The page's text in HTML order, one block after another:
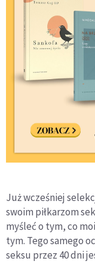
Już wcześniej
swoim piłkarzom
myśleć o tym, co
tym. Tego samego
seksu przez 40 dni